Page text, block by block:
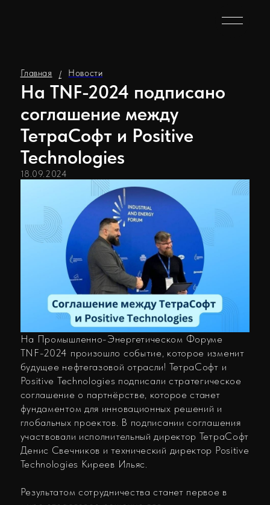
На TNF-2024 подписано
соглашение между
ТетраСофт и Positive
Technologies
На Промышленно-Энергетическом Форуме
TNF-2024 произошло событие, которое изменит
будущее нефтегазовой отрасли! ТетраСофт и
Positive Technologies подписали стратегическое
соглашение о партнёрстве, которое станет
фундаментом для инновационных решений и
глобальных проектов. В подписании соглашения
участвовали исполнительный директор ТетраСофт
Денис Свечников и технический директор Positive
Technologies Киреев Ильяс.
Результатом сотрудничества станет первое в
мире отраслевое решение для
кибербезопасного управления недрами в
нефтегазовой отрасли, способное противостоять
всем видам кибератак. Новый продукт обеспечит
полную защиту российских нефтегазовых
компаний от хакерских угроз и безопасность
операций.
Ещё одно важное направление совместной
работы компаний – разработка национальных
стандартов в области управления данными и
безопасной разработки ПО. Стандарты станут
новый уровень надёжности и безопасности.